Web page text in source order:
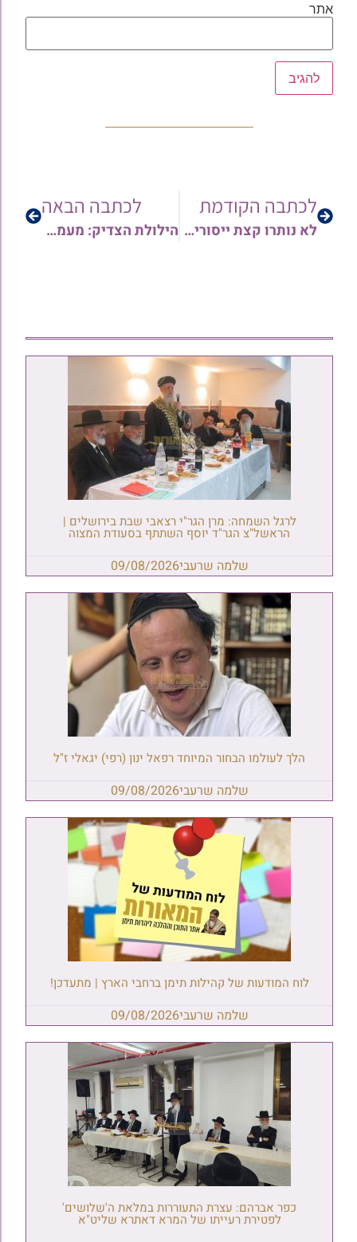
אתר
לכתבה הקודמת
לא נותרו קצת ייסורים?! סיפור מצמרר על מרן הרש"ש הקדוש זיע"א – ליום ההילולא
לכתבה הבאה
הילולת הצדיק: מעמד גדול להילולת הרש"ש הקדוש זיע"א – דברים נרגשים על דמות הענק • צפו והתחברו
לרגל השמחה: מרן הגר"י רצאבי שבת בירושלים |
הראשל"צ הגר"ד יוסף השתתף בסעודת המצוה
שלמה שרעבי09/08/2026
הלך לעולמו הבחור המיוחד רפאל ינון (רפי) יגאלי ז"ל
שלמה שרעבי09/08/2026
לוח המודעות של קהילות תימן ברחבי הארץ | מתעדכן!
שלמה שרעבי09/08/2026
כפר אברהם: עצרת התעוררות במלאת ה'שלושים'
לפטירת רעייתו של המרא דאתרא שליט"א